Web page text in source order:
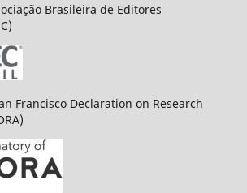
Brasileira de Editores
Francisco Declaration on Research